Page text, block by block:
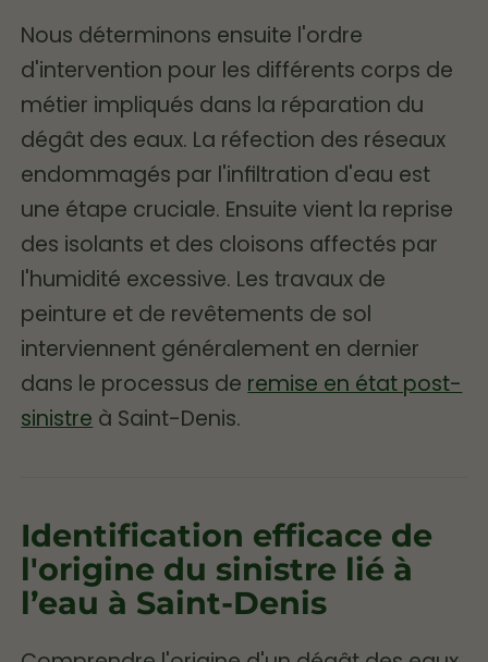
Nous déterminons ensuite l'ordre
d'intervention pour les différents corps de
métier impliqués dans la réparation du
dégât des eaux. La réfection des réseaux
endommagés par l'infiltration d'eau est
une étape cruciale. Ensuite vient la reprise
des isolants et des cloisons affectés par
l'humidité excessive. Les travaux de
peinture et de revêtements de sol
interviennent généralement en dernier
dans le processus de remise en état post-
sinistre à Saint-Denis.
Identification efficace de
l'origine du sinistre lié à
l’eau à Saint-Denis